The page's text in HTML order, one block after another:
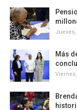
Jueves,
Más